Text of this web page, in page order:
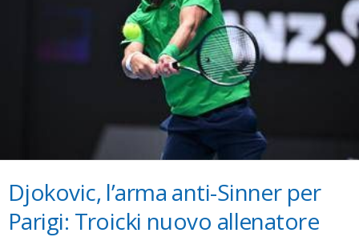
Djokovic, l’arma anti-Sinner per
Parigi: Troicki nuovo allenatore